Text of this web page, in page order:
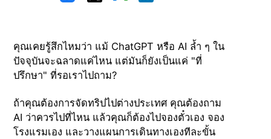
คุณเคยรู้สึกไหมว่า แม้ ChatGPT หรือ AI ล้ำ ๆ ใน
ปัจจุบันจะฉลาดแค่ไหน แต่มันก็ยังเป็นแค่ "ที่
ปรึกษา" ที่รอเราไปถาม?
ถ้าคุณต้องการจัดทริปไปต่างประเทศ คุณต้องถาม
AI ว่าควรไปที่ไหน แล้วคุณก็ต้องไปจองตั๋วเอง จอง
โรงแรมเอง และวางแผนการเดินทางเองทีละขั้น